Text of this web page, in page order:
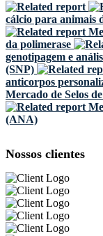
cálcio para animais
da polimerase
genotipagem e
(SNP)
anticorpos
Mercado de Selos
(ANA)
Nossos clientes